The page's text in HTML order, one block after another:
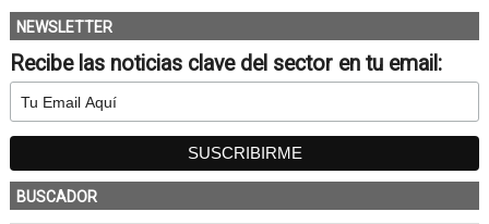
NEWSLETTER
Recibe las noticias clave del sector en tu email:
BUSCADOR